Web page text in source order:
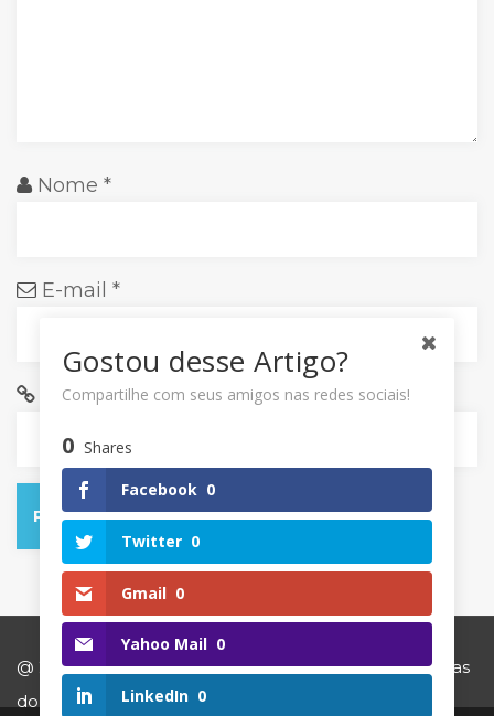
Nome *
E-mail *
Site
@ 2018 | Dental Vitta - Clínica Odontológica em Caxias
do Sul
Gostou desse Artigo?
Compartilhe com seus amigos nas redes sociais!
0 Shares
Facebook 0
Twitter 0
Gmail 0
Yahoo Mail 0
LinkedIn 0